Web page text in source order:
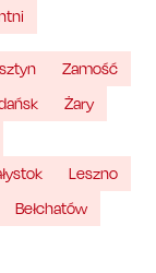
Zamość
Żary
Leszno
Bełchatów